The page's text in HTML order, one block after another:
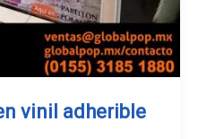
vinil adherible